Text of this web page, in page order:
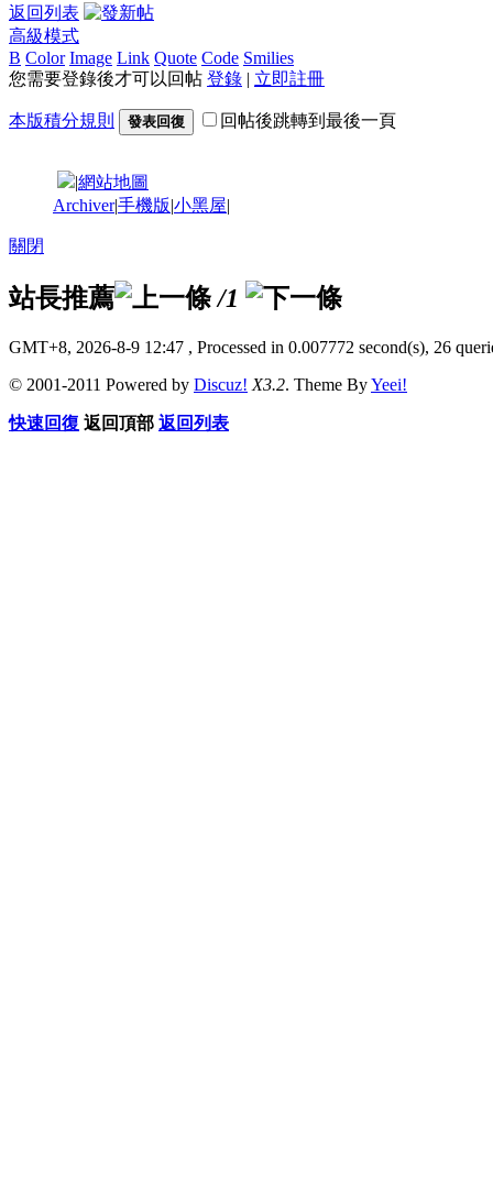
返回列表
高級模式
B Color Image Link Quote Code Smilies
您需要登錄後才可以回帖 登錄 | 立即註冊
本版積分規則 發表回復 回帖後跳轉到最後一頁
|網站地圖
Archiver|手機版|小黑屋|
關閉
站長推薦 /1
GMT+8, 2026-8-9 12:47 , Processed in 0.007772 second(s), 26
© 2001-2011 Powered by Discuz! X3.2. Theme ByYeei!
快速回復 返回頂部 返回列表